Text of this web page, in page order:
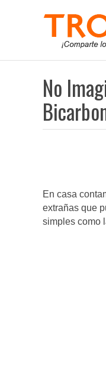
No
En casa
extrañas que
simples como